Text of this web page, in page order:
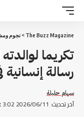
The Buzz Magazine
> نجوم
تكريما
رسالة
آخر تحديث: 2026/06/11 at 3:02 مساءً
سهام حليلة